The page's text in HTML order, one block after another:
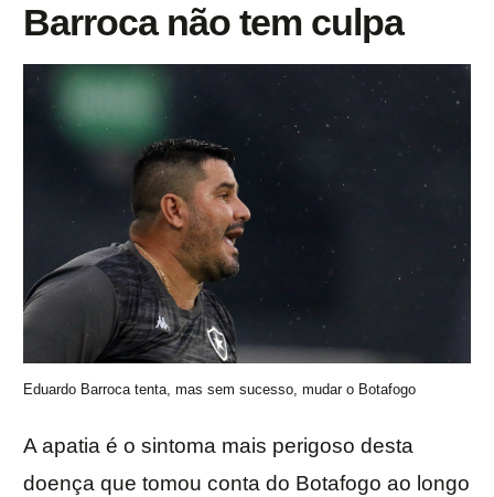
Barroca não tem culpa
Eduardo Barroca tenta, mas sem sucesso, mudar o Botafogo
A apatia é o sintoma mais perigoso desta
doença que tomou conta do Botafogo ao longo